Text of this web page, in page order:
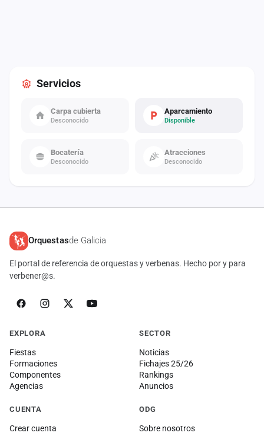
Servicios
Carpa cubierta
Desconocido
Aparcamiento
Disponible
Bocatería
Desconocido
Atracciones
Desconocido
Orquestasde Galicia
El portal de referencia de orquestas y verbenas. Hecho por y para
verbener@s.
EXPLORA
Fiestas
Formaciones
Componentes
Agencias
SECTOR
Noticias
Fichajes 25/26
Rankings
Anuncios
CUENTA
Crear cuenta
ODG
Sobre nosotros